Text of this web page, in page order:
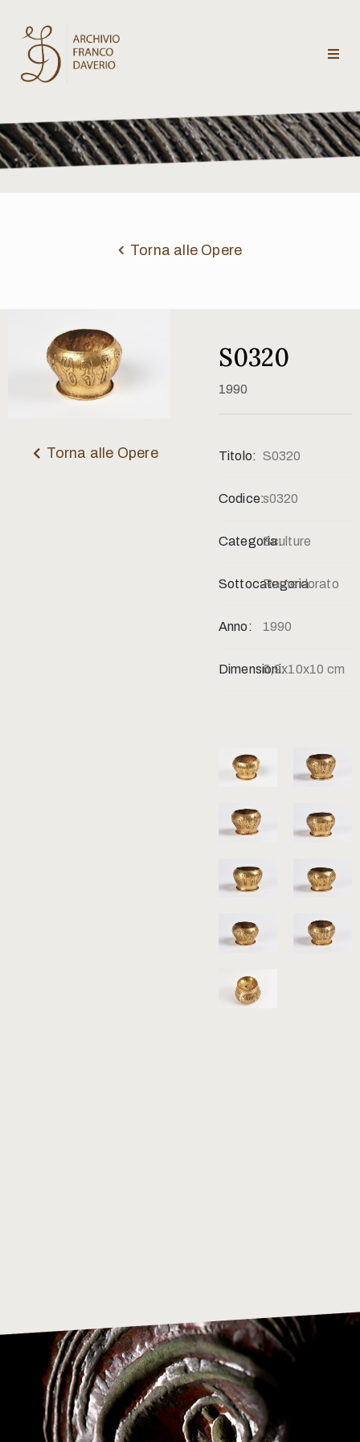
Archivio
Franco
Daverio
Contatti
Torna alle Opere
Torna alle Opere
S0320
1990
Titolo: S0320
Codice:s0320
Categoria:Sculture
Sottocategoria:
Rame dorato
Anno: 1990
Dimensioni:6,9x10x10 cm